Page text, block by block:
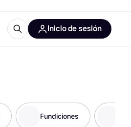
Inicio de sesión
Fundiciones